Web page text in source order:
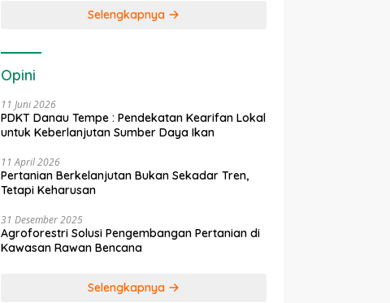
Selengkapnya
Opini
11 Juni 2026
PDKT Danau Tempe : Pendekatan Kearifan Lokal
untuk Keberlanjutan Sumber Daya Ikan
11 April 2026
Pertanian Berkelanjutan Bukan Sekadar Tren,
Tetapi Keharusan
31 Desember 2025
Agroforestri Solusi Pengembangan Pertanian di
Kawasan Rawan Bencana
Selengkapnya